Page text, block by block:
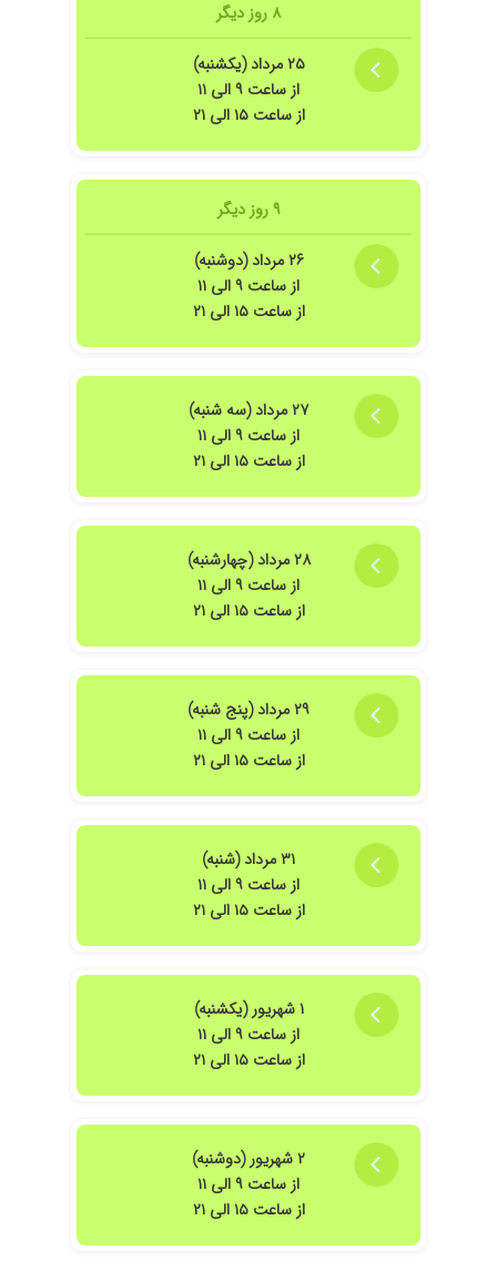
۸ روز دیگر
۲۵ مرداد (یکشنبه)
از ساعت ۹ الی ۱۱
از ساعت ۱۵ الی ۲۱
۹ روز دیگر
۲۶ مرداد (دوشنبه)
از ساعت ۹ الی ۱۱
از ساعت ۱۵ الی ۲۱
۲۷ مرداد (سه شنبه)
از ساعت ۹ الی ۱۱
از ساعت ۱۵ الی ۲۱
۲۸ مرداد (چهارشنبه)
از ساعت ۹ الی ۱۱
از ساعت ۱۵ الی ۲۱
۲۹ مرداد (پنج شنبه)
از ساعت ۹ الی ۱۱
از ساعت ۱۵ الی ۲۱
۳۱ مرداد (شنبه)
از ساعت ۹ الی ۱۱
از ساعت ۱۵ الی ۲۱
۱ شهریور (یکشنبه)
از ساعت ۹ الی ۱۱
از ساعت ۱۵ الی ۲۱
۲ شهریور (دوشنبه)
از ساعت ۹ الی ۱۱
از ساعت ۱۵ الی ۲۱